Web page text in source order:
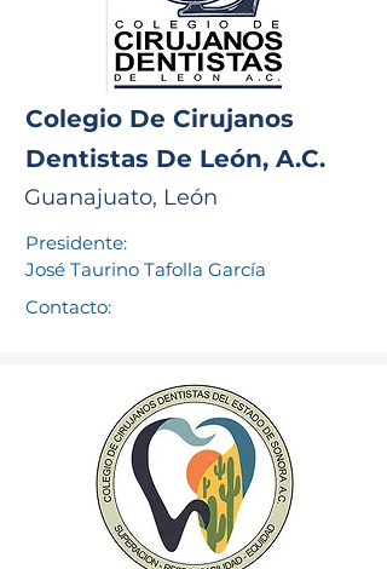
Colegio De Cirujanos
Dentistas De León, A.C.
Guanajuato, León
Presidente:
José Taurino Tafolla García
Contacto: